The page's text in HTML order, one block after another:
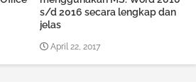
s/d 2016 secara lengkap dan
jelas
April 22, 2017